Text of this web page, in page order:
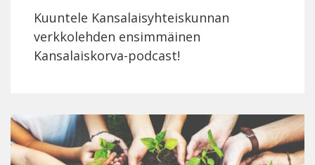
Kuuntele Kansalaisyhteiskunnan
verkkolehden ensimmäinen
Kansalaiskorva-podcast!